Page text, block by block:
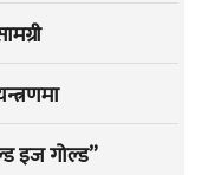
इज गोल्ड”